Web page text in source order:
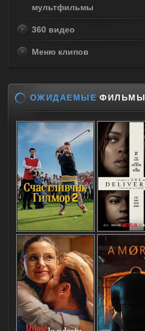
мультфильмы
360 видео
Меню клипов
ОЖИДАЕМЫЕ ФИЛЬМЫ